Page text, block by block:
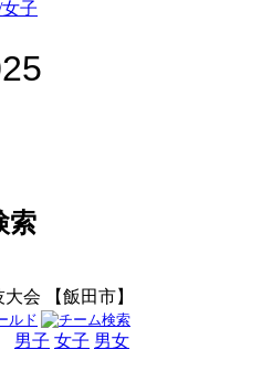
子
索
会 【飯田市】
男子 女子 男女